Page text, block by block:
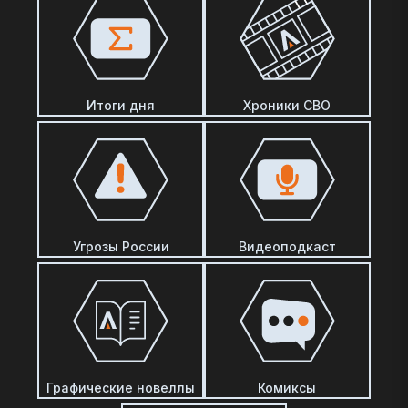
Итоги дня Хроники СВО
Угрозы России Видеоподкаст
Графические новеллы Комиксы